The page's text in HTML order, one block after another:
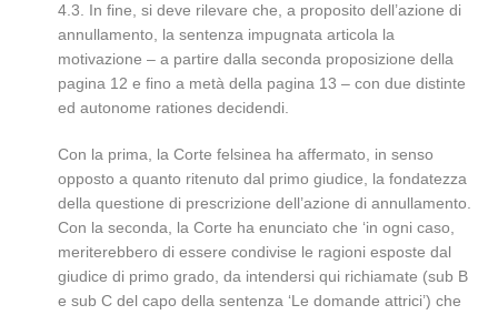
4.3. In fine, si deve rilevare che, a proposito dell’azione di
annullamento, la sentenza impugnata articola la
motivazione – a partire dalla seconda proposizione della
pagina 12 e fino a metà della pagina 13 – con due distinte
ed autonome rationes decidendi.
Con la prima, la Corte felsinea ha affermato, in senso
opposto a quanto ritenuto dal primo giudice, la fondatezza
della questione di prescrizione dell’azione di annullamento.
Con la seconda, la Corte ha enunciato che ‘in ogni caso,
meriterebbero di essere condivise le ragioni esposte dal
giudice di primo grado, da intendersi qui richiamate (sub B
e sub C del capo della sentenza ‘Le domande attrici’) che